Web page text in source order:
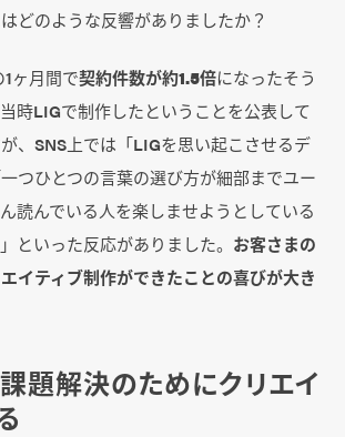
どのような反響がありましたか？
ヶ月間で契約件数が約1.5倍になったそう
時LIGで制作したということを公表して
、SNS上では「LIGを思い起こさせるデ
つひとつの言葉の選び方が細部までユー
読んでいる人を楽しませようとしている
といった反応がありました。 お客さまの
イティブ制作ができたことの喜びが大き
題解決のためにクリエイ